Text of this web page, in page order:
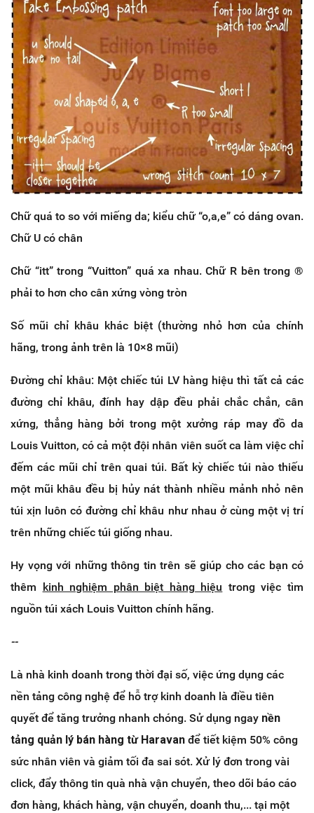
Chữ quá to so với miếng da; kiểu chữ “o,a,e” có dáng ovan.
Chữ U có chân
Chữ “itt” trong “Vuitton” quá xa nhau. Chữ R bên trong ®
phải to hơn cho cân xứng vòng tròn
Số mũi chỉ khâu khác biệt (thường nhỏ hơn của chính
hãng, trong ảnh trên là 10×8 mũi)
Đường chỉ khâu: Một chiếc túi LV hàng hiệu thì tất cả các
đường chỉ khâu, đính hay dập đều phải chắc chắn, cân
xứng, thẳng hàng bởi trong một xưởng ráp may đồ da
Louis Vuitton, có cả một đội nhân viên suốt ca làm việc chỉ
đếm các mũi chỉ trên quai túi. Bất kỳ chiếc túi nào thiếu
một mũi khâu đều bị hủy nát thành nhiều mảnh nhỏ nên
túi xịn luôn có đường chỉ khâu như nhau ở cùng một vị trí
trên những chiếc túi giống nhau.
Hy vọng với những thông tin trên sẽ giúp cho các bạn có
thêm kinh nghiệm phân biệt hàng hiệu trong việc tìm
nguồn túi xách Louis Vuitton chính hãng.
--
Là nhà kinh doanh trong thời đại số, việc ứng dụng các
nền tảng công nghệ để hỗ trợ kinh doanh là điều tiên
quyết để tăng trưởng nhanh chóng. Sử dụng ngay nền
tảng quản lý bán hàng từ Haravan để tiết kiệm 50% công
sức nhân viên và giảm tối đa sai sót. Xử lý đơn trong vài
click, đẩy thông tin quà nhà vận chuyển, theo dõi báo cáo
đơn hàng, khách hàng, vận chuyển, doanh thu,... tại một